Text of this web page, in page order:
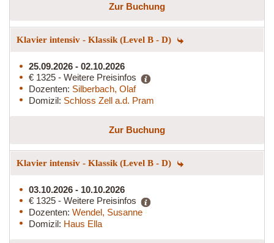
Zur Buchung
Klavier intensiv - Klassik (Level B - D)
25.09.2026 - 02.10.2026
€ 1325 - Weitere Preisinfos
Dozenten: Silberbach, Olaf
Domizil: Schloss Zell a.d. Pram
Zur Buchung
Klavier intensiv - Klassik (Level B - D)
03.10.2026 - 10.10.2026
€ 1325 - Weitere Preisinfos
Dozenten: Wendel, Susanne
Domizil: Haus Ella